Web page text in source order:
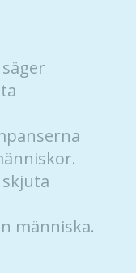
människa.